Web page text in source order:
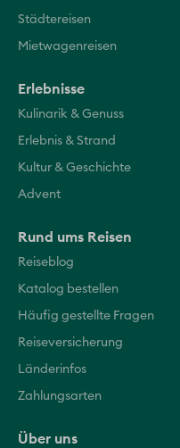
Städtereisen
Mietwagenreisen
Erlebnisse
Kulinarik & Genuss
Erlebnis & Strand
Kultur & Geschichte
Advent
Rund ums Reisen
Reiseblog
Katalog bestellen
Häufig gestellte Fragen
Reiseversicherung
Länderinfos
Zahlungsarten
Über uns